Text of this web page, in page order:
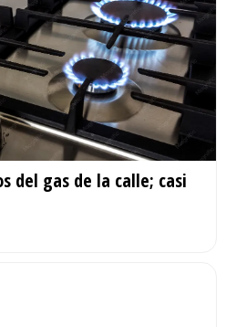
del gas de la calle; casi